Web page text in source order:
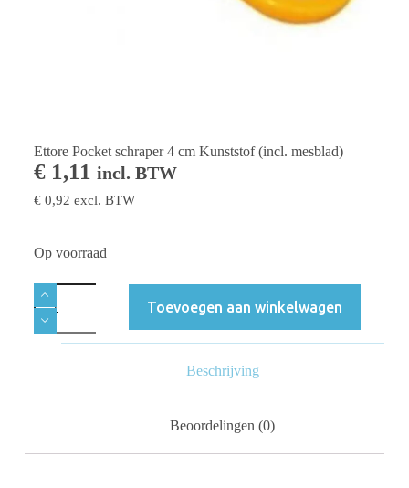
Ettore Pocket schraper 4 cm Kunststof (incl. mesblad)
€1,11 incl. BTW
€0,92 excl. BTW
Op voorraad
Toevoegen aan winkelwagen
Beschrijving
Beoordelingen (0)